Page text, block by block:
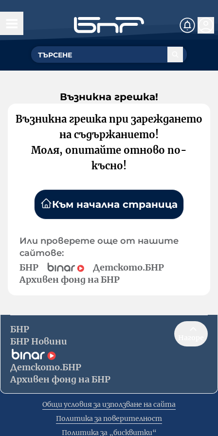
Възникна грешка!
Възникна грешка при зареждането
на съдържанието!
Моля, опитайте отново по-
късно!
Към начална страница
Или проверете още от нашите
сайтове:
БНР
Детското.БНР
Архивен фонд на БНР
БНР
БНР Новини
Детското.БНР
Архивен фонд на БНР
Общи условия за използване на сайта
Политика за поверителност
Политика за „бисквитки“